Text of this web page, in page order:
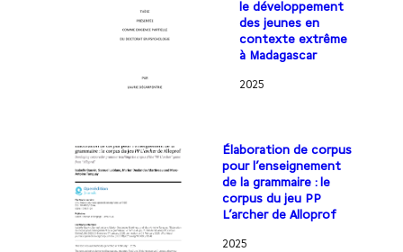
le développement
des jeunes en
contexte extrême
à Madagascar
2025
Élaboration de corpus
pour l’enseignement
de la grammaire : le
corpus du jeu PP
L’archer de Alloprof
2025